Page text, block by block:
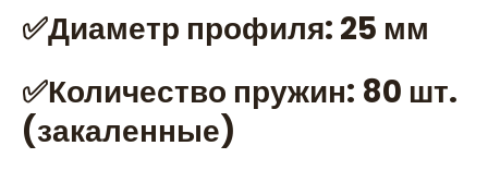
✅Диаметр профиля: 25 мм
✅Количество пружин: 80 шт.
(закаленные)